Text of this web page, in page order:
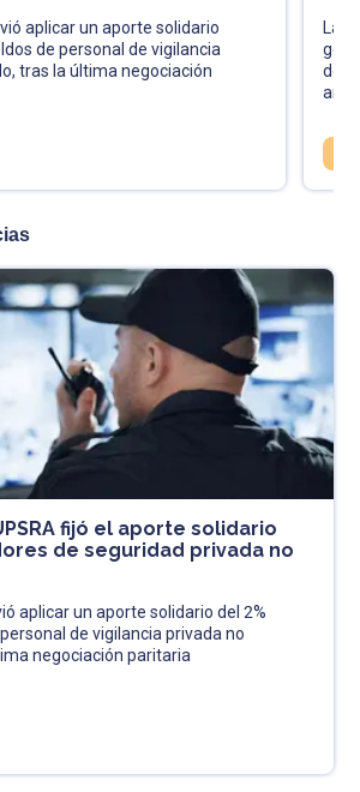
aplicar un aporte solidario
de personal de vigilancia
tras la última negociación
La
fijó el aporte solidario
de seguridad privada no
aplicar un aporte solidario del 2%
de vigilancia privada no
negociación paritaria